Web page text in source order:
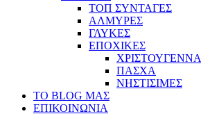
ΤΟΠ ΣΥΝΤΑΓΕΣ
ΑΛΜΥΡΕΣ
ΓΛΥΚΕΣ
ΕΠΟΧΙΚΕΣ
ΧΡΙΣΤΟΥΓΕΝΝΑ
ΠΑΣΧΑ
ΝΗΣΤΙΣΙΜΕΣ
ΤΟ BLOG ΜΑΣ
ΕΠΙΚΟΙΝΩΝΙΑ